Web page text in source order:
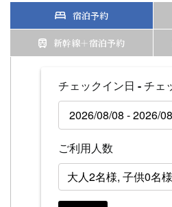
宿泊予約
新幹線＋宿泊予約
チェックイン日 - チェ
ご利用人数